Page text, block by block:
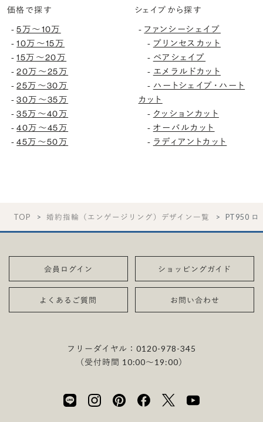
価格で探す
-5万〜10万
-10万〜15万
-15万〜20万
-20万〜25万
-25万〜30万
-30万〜35万
-35万〜40万
-40万〜45万
-45万〜50万
シェイプから探す
- ファンシーシェイプ
- プリンセスカット
- ペアシェイプ
- エメラルドカット
- ハートシェイプ・ハート
カット
- クッションカット
- オーバルカット
- ラディアントカット
TOP 婚約指輪（エンゲージリング）デザイン一覧 PT950 ロ
会員ログイン ショッピングガイド
よくあるご質問 お問い合わせ
フリーダイヤル：0120-978-345
（受付時間 10:00〜19:00）